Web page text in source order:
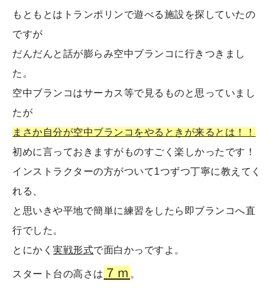
もともとはトランポリンで遊べる施設を探していたの
ですが
だんだんと話が膨らみ空中ブランコに行きつきまし
た。
空中ブランコはサーカス等で見るものと思っていまし
たが
まさか自分が空中ブランコをやるときが来るとは！！
初めに言っておきますがものすごく楽しかったです！
インストラクターの方がついて1つずつ丁寧に教えてく
れる、
と思いきや平地で簡単に練習をしたら即ブランコへ直
行でした。
とにかく実戦形式で面白かっですよ。
スタート台の高さは ７ｍ 。